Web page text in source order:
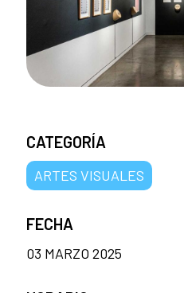
CATEGORÍA
ARTES VISUALES
FECHA
03 MARZO 2025